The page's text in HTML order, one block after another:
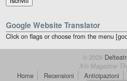
Google Website Translator
Click on flags or choose from the menu
© 2026
Xin Magazine
Home Recensioni Anticipazioni